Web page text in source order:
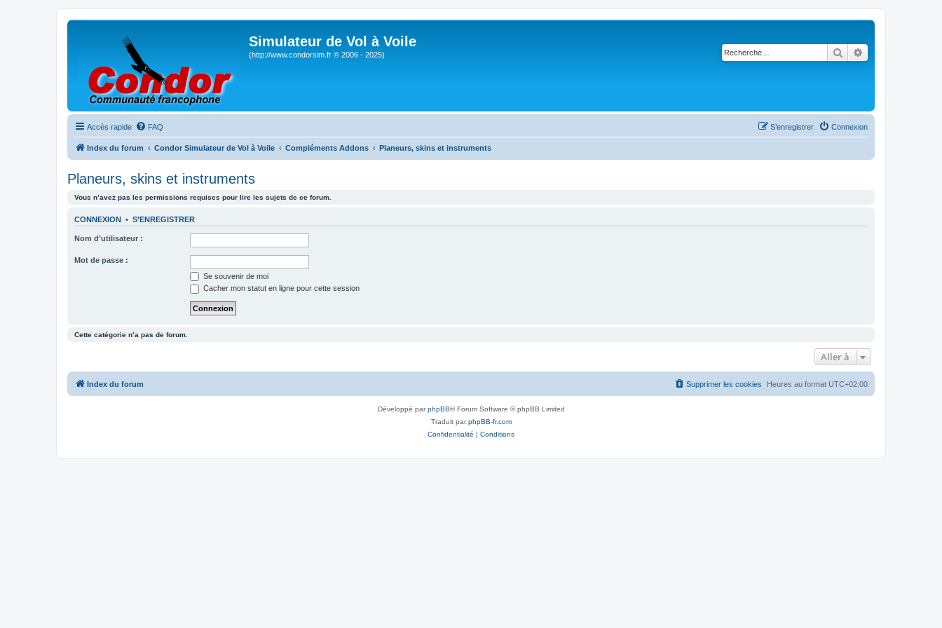
Simulateur de Vol à Voile
(http://www.condorsim.fr © 2006 - 2025) Rechercher
Accès rapide FAQ Connexion
S’enregistrer
Index du forum Condor Simulateur de Vol à Voile Compléments Addons Planeurs, skins et instruments
Planeurs, skins et instruments
Vous n’avez pas les permissions requises pour lire les sujets de ce forum.
CONNEXION • S’ENREGISTRER
Nom d’utilisateur :
Mot de passe :
Se souvenir de moi
Cacher mon statut en ligne pour cette session
Cette catégorie n’a pas de forum.
Aller à
Index du forum Heures au format UTC+02:00
Supprimer les cookies
Développé parphpBB® Forum Software © phpBB Limited
Traduit parphpBB-fr.com
Confidentialité | Conditions